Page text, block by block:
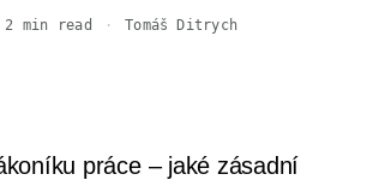
2 min read · Tomáš Ditrych
práce – jaké zásadní